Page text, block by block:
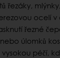
řezáky,
ocelí
řezné
úlomků
péčí,